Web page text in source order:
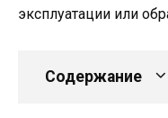
эксплуатации или
Содержание